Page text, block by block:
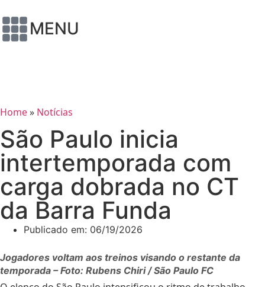
MENU
Home» Notícias
São Paulo inicia
intertemporada com
carga dobrada no CT
da Barra Funda
Publicado em: 06/19/2026
Jogadores voltam aos treinos visando o restante da
temporada – Foto: Rubens Chiri / São Paulo FC